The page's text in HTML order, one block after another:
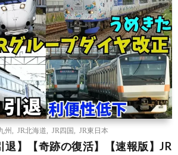
州 JR北海道 JR四国 JR東日本
退】【奇跡の復活】【速報版】JR